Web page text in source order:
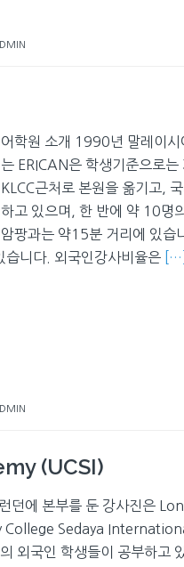
어학원 소개 1990년 말레이시
는 ERICAN은 학생기준으로
KLCC근처로 본원을 옮기고,
하고 있으며, 한 반에 약 10명
암팡과는 약15분 거리에 있습
습니다. 외국인강사비율은
[…]
(UCSI)
던에 본부를 둔 강사진은
College Sedaya
외국인 학생들이 공부하고